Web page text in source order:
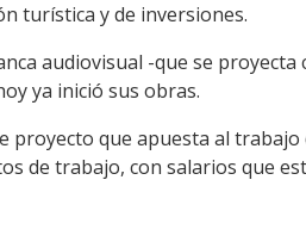
turística y de inversiones.
audiovisual -que se
ya inició sus obras.
proyecto que apuesta al
de trabajo, con salarios que